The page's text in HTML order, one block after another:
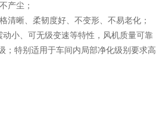
产尘；
清晰、柔韧度好、不变形、不易老化；
小、可无级变速等特性，风机质量可靠
特别适用于车间内局部净化级别要求